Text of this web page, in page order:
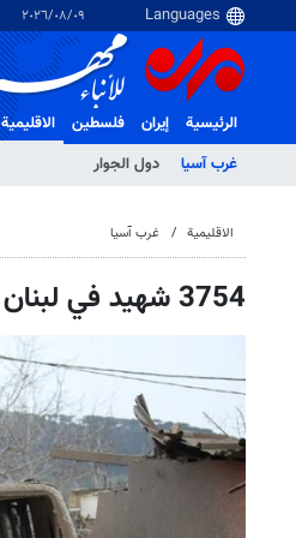
٠٩‏/٠٨‏/٢٠٢٦
الرئيسية إيران فلسطین
الاقلیمیة
غرب آسیا
دول الجوار
الاقلیمیة غرب آسیا
3754 شهيد في لبنان في ظل مواصلة العدوان الصهيوني